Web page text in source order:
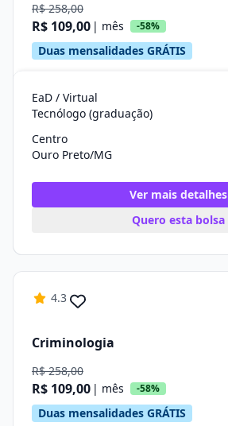
R$ 258,00
R$ 109,00 | mês -58%
Duas mensalidades GRÁTIS
EaD / Virtual
Tecnólogo (graduação)
Centro
Ouro Preto/MG
Ver mais detalhes
Quero esta bolsa
4.3
Criminologia
R$ 258,00
R$ 109,00 | mês -58%
Duas mensalidades GRÁTIS